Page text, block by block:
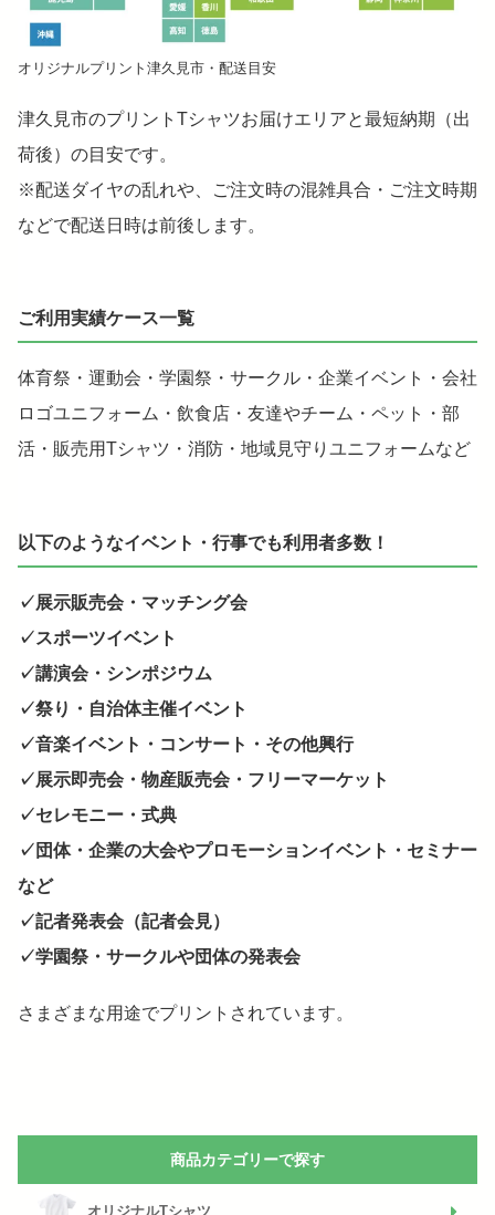
オリジナルプリント津久見市・配送目安
津久見市のプリントTシャツお届けエリアと最短納期（出
荷後）の目安です。
※配送ダイヤの乱れや、ご注文時の混雑具合・ご注文時期
などで配送日時は前後します。
ご利用実績ケース一覧
体育祭・運動会・学園祭・サークル・企業イベント・会社
ロゴユニフォーム・飲食店・友達やチーム・ペット・部
活・販売用Tシャツ・消防・地域見守りユニフォームなど
以下のようなイベント・行事でも利用者多数！
✓展示販売会・マッチング会
✓スポーツイベント
✓講演会・シンポジウム
✓祭り・自治体主催イベント
✓音楽イベント・コンサート・その他興行
✓展示即売会・物産販売会・フリーマーケット
✓セレモニー・式典
✓団体・企業の大会やプロモーションイベント・セミナー
など
✓記者発表会（記者会見）
✓学園祭・サークルや団体の発表会
さまざまな用途でプリントされています。
商品カテゴリーで探す
オリジナルTシャツ